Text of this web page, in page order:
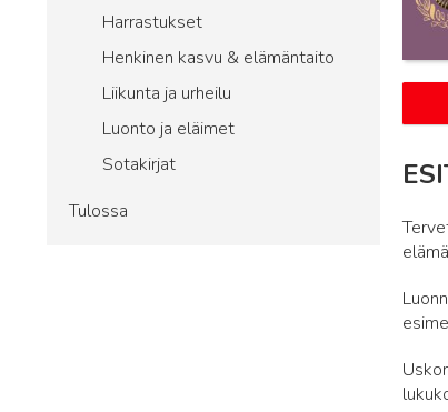
Harrastukset
Henkinen kasvu & elämäntaito
Liikunta ja urheilu
Luonto ja eläimet
Sotakirjat
Tulossa